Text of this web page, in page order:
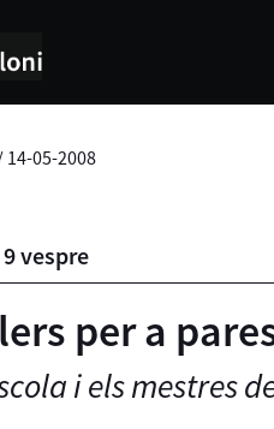
14-05-2008
vespre
per a
i els mestres